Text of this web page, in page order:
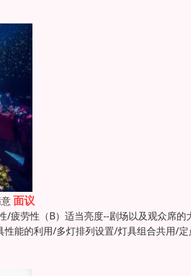
面议
劳性（B）适当亮度--剧场以及观众席
能的利用/多灯排列设置/灯具组合共用/